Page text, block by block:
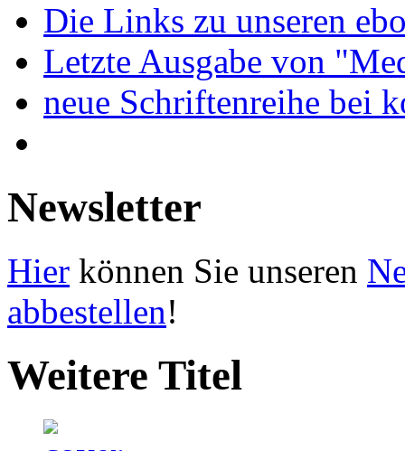
Die Links zu unseren
Letzte Ausgabe von
neue Schriftenreihe bei
Newsletter
Hier können Sie unseren
abbestellen!
Weitere Titel